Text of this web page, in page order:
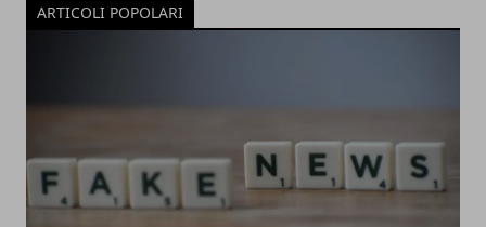
ARTICOLI POPOLARI